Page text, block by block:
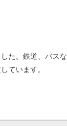
た。鉄道、バスな
ています。